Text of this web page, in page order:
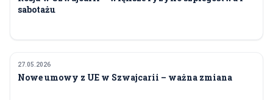
sabotażu
ŚWIAT I RELACJE MIĘDZYNARODOWE
27.05.2026
Nowe umowy z UE w Szwajcarii – ważna zmiana